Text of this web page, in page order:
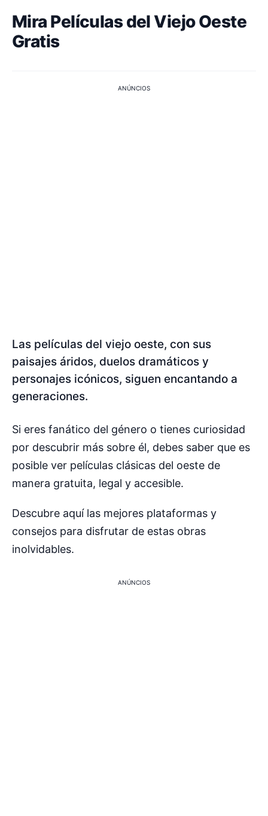
Mira Películas del Viejo Oeste
Gratis
ANÚNCIOS
Las películas del viejo oeste, con sus
paisajes áridos, duelos dramáticos y
personajes icónicos, siguen encantando a
generaciones.
Si eres fanático del género o tienes curiosidad
por descubrir más sobre él, debes saber que es
posible ver películas clásicas del oeste de
manera gratuita, legal y accesible.
Descubre aquí las mejores plataformas y
consejos para disfrutar de estas obras
inolvidables.
ANÚNCIOS